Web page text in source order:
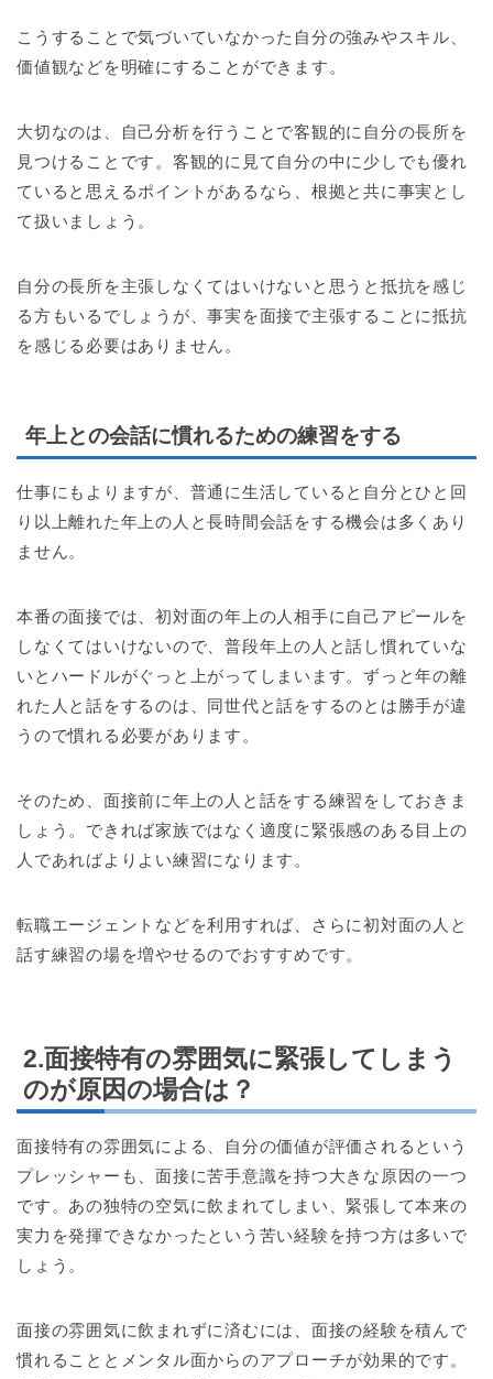
こうすることで気づいていなかった自分の強みやスキル、
価値観などを明確にすることができます。
大切なのは、自己分析を行うことで客観的に自分の長所を
見つけることです。客観的に見て自分の中に少しでも優れ
ていると思えるポイントがあるなら、根拠と共に事実とし
て扱いましょう。
自分の長所を主張しなくてはいけないと思うと抵抗を感じ
る方もいるでしょうが、事実を面接で主張することに抵抗
を感じる必要はありません。
年上との会話に慣れるための練習をする
仕事にもよりますが、普通に生活していると自分とひと回
り以上離れた年上の人と長時間会話をする機会は多くあり
ません。
本番の面接では、初対面の年上の人相手に自己アピールを
しなくてはいけないので、普段年上の人と話し慣れていな
いとハードルがぐっと上がってしまいます。ずっと年の離
れた人と話をするのは、同世代と話をするのとは勝手が違
うので慣れる必要があります。
そのため、面接前に年上の人と話をする練習をしておきま
しょう。できれば家族ではなく適度に緊張感のある目上の
人であればよりよい練習になります。
転職エージェントなどを利用すれば、さらに初対面の人と
話す練習の場を増やせるのでおすすめです。
2.面接特有の雰囲気に緊張してしまう
のが原因の場合は？
面接特有の雰囲気による、自分の価値が評価されるという
プレッシャーも、面接に苦手意識を持つ大きな原因の一つ
です。あの独特の空気に飲まれてしまい、緊張して本来の
実力を発揮できなかったという苦い経験を持つ方は多いで
しょう。
面接の雰囲気に飲まれずに済むには、面接の経験を積んで
慣れることとメンタル面からのアプローチが効果的です。